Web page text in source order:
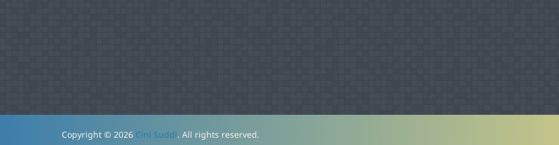
Copyright © 2026 Cini Suddi. All rights reserved.